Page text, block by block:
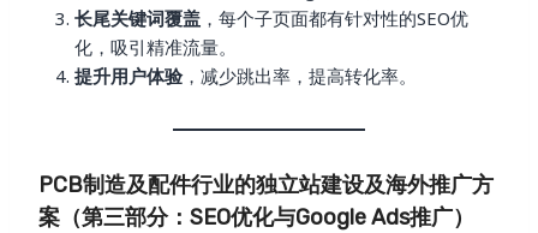
长尾关键词覆盖 ，每个子页面都有针对性的SEO优
化，吸引精准流量。
提升用户体验，减少跳出率，提高转化率。
PCB制造及配件行业的独立站建设及海外推广方
案（第三部分：SEO优化与Google Ads推广）